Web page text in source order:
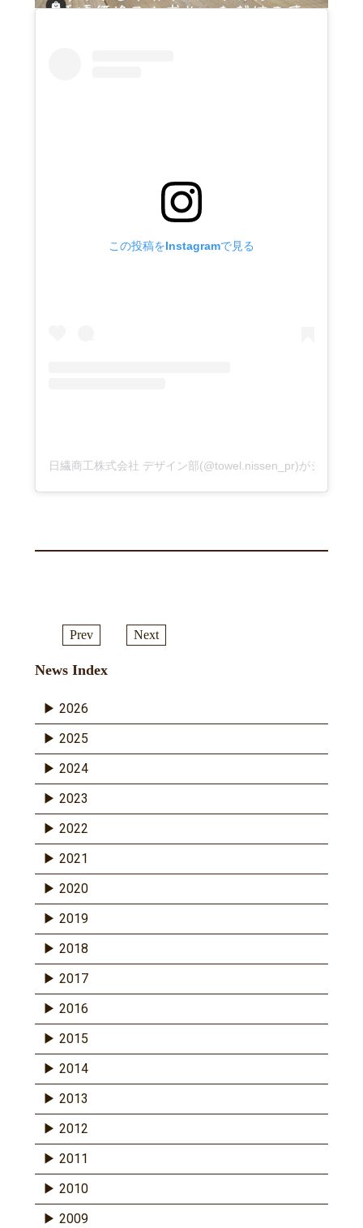
この投稿をInstagramで見る
日繊商工株式会社 デザイン部(@towel.nissen_pr)がシェアし
Prev Next
News Index
2026
2025
2024
2023
2022
2021
2020
2019
2018
2017
2016
2015
2014
2013
2012
2011
2010
2009